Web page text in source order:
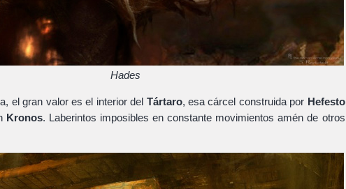
Hades
el gran valor es el interior del Tártaro, esa cárcel construida por Hefesto
Kronos. Laberintos imposibles en constante movimientos amén de otros